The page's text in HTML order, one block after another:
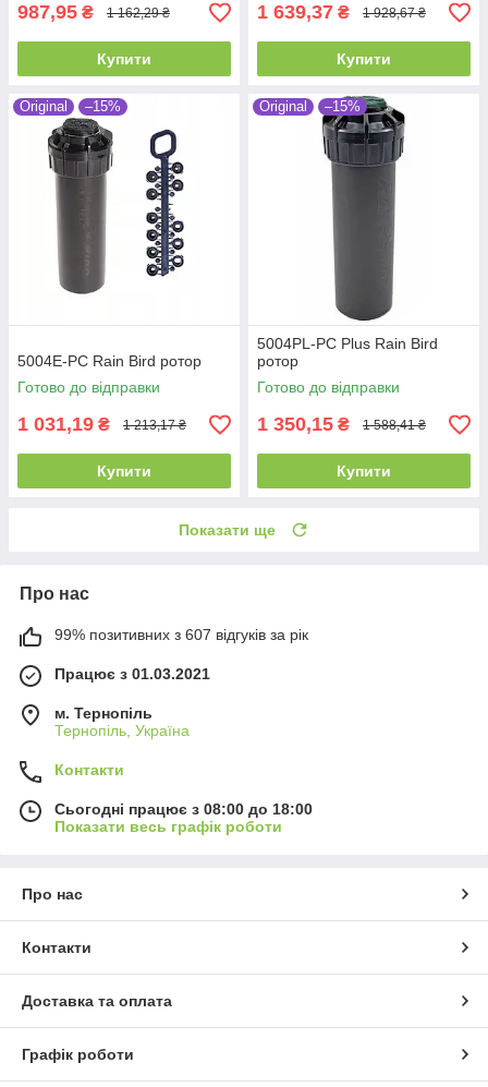
987,95 ₴ 1 162,29 ₴
Купити
1 639,37 ₴ 1 928,67 ₴
Купити
Original –15%
5004E-PC Rain Bird ротор
Готово до відправки
1 031,19 ₴ 1 213,17 ₴
Купити
Original –15%
5004PL-PC Plus Rain Bird
ротор
Готово до відправки
1 350,15 ₴ 1 588,41 ₴
Купити
Показати ще
Про нас
99% позитивних з 607 відгуків за рік
Працює з 01.03.2021
м. Тернопіль
Тернопіль, Україна
Контакти
Сьогодні працює з 08:00 до 18:00
Показати весь графік роботи
Про нас
Контакти
Доставка та оплата
Графік роботи